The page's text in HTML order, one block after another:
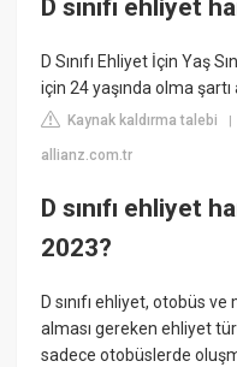
D sınıfı ehliyet
D Sınıfı Ehliyet İçin Yaş
için 24 yaşında olma şartı
Kaynak kaldırma talebi
allianz.com.tr
D sınıfı ehliyet
2023?
D sınıfı ehliyet, otobüs
alması gereken ehliyet
sadece otobüslerde